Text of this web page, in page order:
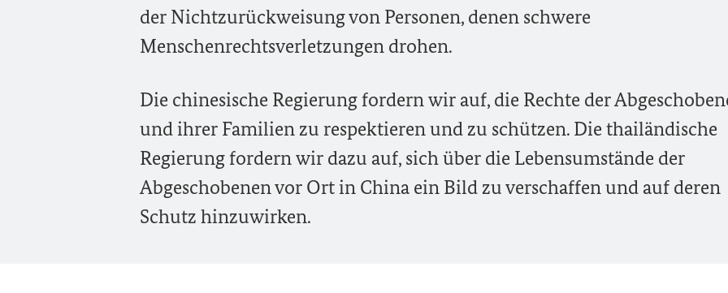
der Nichtzurückweisung von Personen, denen schwere
Menschenrechtsverletzungen drohen.
Die chinesische Regierung fordern wir auf, die Rechte der
und ihrer Familien zu respektieren und zu schützen. Die thailändische
Regierung fordern wir dazu auf, sich über die Lebensumstände der
Abgeschobenen vor Ort in China ein Bild zu verschaffen und auf deren
Schutz hinzuwirken.